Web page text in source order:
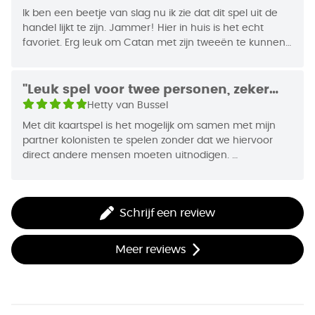
anderen kunnen je helpen bij het bemachtigen van
de grootste ridder- of handelsmacht. Wie als
eerste 12 punten heeft, wint.
kaartspel, dat uitsluitend geschikt is voor 2
personen. De vele strategische keuzes in
combinatie met een vleugje geluk maken van dit
spel een spannende belevenis.
Jaar van Uitgifte 1999
Ik ben een beetje van slag nu ik zie dat dit spel uit de
handel lijkt te zijn. Jammer! Hier in huis is het echt
favoriet. Erg leuk om Catan met zijn tweeën te kunnen
de verschillende uitbreidingen af kunt wisselen en het
zo elke keer weer anders is.
"Leuk spel voor twee personen, zeker
met de uitbreidingen"
Hetty van Bussel
Met dit kaartspel is het mogelijk om samen met mijn
partner kolonisten te spelen zonder dat we hiervoor
direct andere mensen moeten uitnodigen.
Schrijf een review
Meer reviews